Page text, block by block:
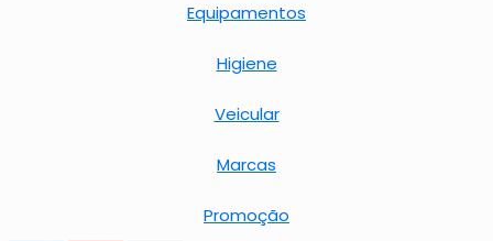
Equipamentos
Higiene
Veicular
Marcas
Promoção